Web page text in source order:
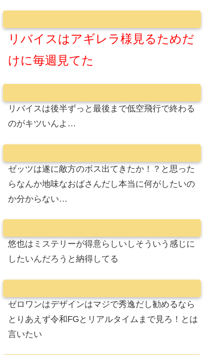
リバイスはアギレラ様見るためだ
けに毎週見てた
リバイスは後半ずっと最後まで低空飛行で終わる
のがキツいんよ…
ゼッツは遂に敵方のボス出てきたか！？と思った
らなんか地味なおばさんだし本当に何がしたいの
か分からない…
悠也はミステリーが得意らしいしそういう感じに
したいんだろうと納得してる
ゼロワンはデザインはマジで秀逸だし勧めるなら
とりあえず令和FGとリアルタイムまで見ろ！とは
言いたい